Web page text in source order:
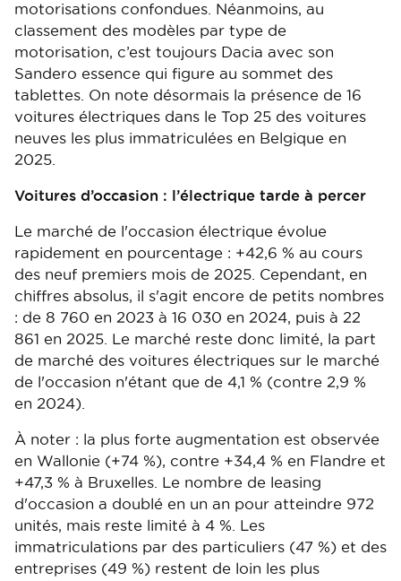
motorisations confondues. Néanmoins, au
classement des modèles par type de
motorisation, c’est toujours Dacia avec son
Sandero essence qui figure au sommet des
tablettes. On note désormais la présence de 16
voitures électriques dans le Top 25 des voitures
neuves les plus immatriculées en Belgique en
2025.
Voitures d’occasion : l’électrique tarde à percer
Le marché de l'occasion électrique évolue
rapidement en pourcentage : +42,6 % au cours
des neuf premiers mois de 2025. Cependant, en
chiffres absolus, il s'agit encore de petits nombres
: de 8 760 en 2023 à 16 030 en 2024, puis à 22
861 en 2025. Le marché reste donc limité, la part
de marché des voitures électriques sur le marché
de l'occasion n'étant que de 4,1 % (contre 2,9 %
en 2024).
À noter : la plus forte augmentation est observée
en Wallonie (+74 %), contre +34,4 % en Flandre et
+47,3 % à Bruxelles. Le nombre de leasing
d'occasion a doublé en un an pour atteindre 972
unités, mais reste limité à 4 %. Les
immatriculations par des particuliers (47 %) et des
entreprises (49 %) restent de loin les plus